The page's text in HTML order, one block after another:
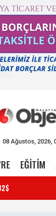
08 Ağustos, 2026,
EĞİTİM